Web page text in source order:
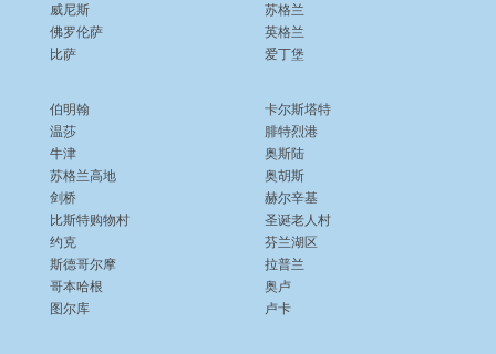
威尼斯
佛罗伦萨
比萨
苏格兰
英格兰
爱丁堡
伯明翰
温莎
牛津
苏格兰高地
剑桥
比斯特购物村
约克
斯德哥尔摩
哥本哈根
图尔库
卡尔斯塔特
腓特烈港
奥斯陆
奥胡斯
赫尔辛基
圣诞老人村
芬兰湖区
拉普兰
奥卢
卢卡